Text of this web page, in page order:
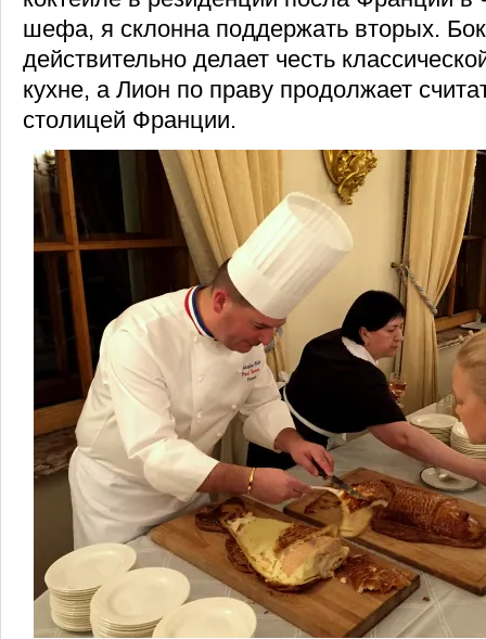
шефа, я склонна поддержать вторых.
действительно делает честь
кухне, а Лион по праву продолжает
столицей Франции.